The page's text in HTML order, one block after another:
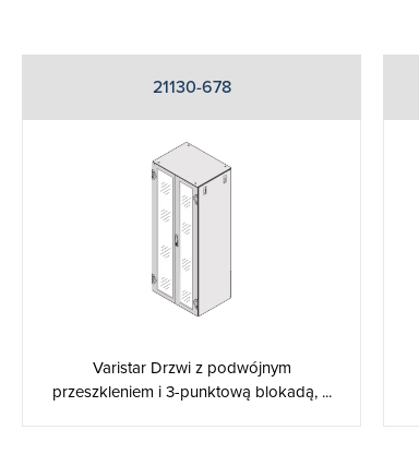
21130-678
Varistar Drzwi z podwójnym
przeszkleniem i 3-punktową blokadą, ...